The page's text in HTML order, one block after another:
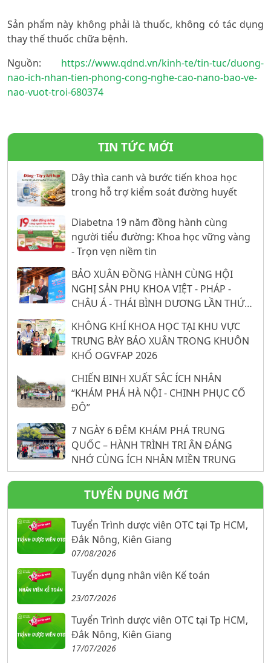
Sản phẩm này không phải là thuốc, không có tác dụng
thay thế thuốc chữa bệnh.
Nguồn: https://www.qdnd.vn/kinh-te/tin-tuc/duong-
nao-ich-nhan-tien-phong-cong-nghe-cao-nano-bao-ve-
nao-vuot-troi-680374
TIN TỨC MỚI
Dây thìa canh và bước tiến khoa học
trong hỗ trợ kiểm soát đường huyết
Diabetna 19 năm đồng hành cùng
người tiểu đường: Khoa học vững vàng
- Trọn vẹn niềm tin
BẢO XUÂN ĐỒNG HÀNH CÙNG HỘI
NGHỊ SẢN PHỤ KHOA VIỆT - PHÁP -
CHÂU Á - THÁI BÌNH DƯƠNG LẦN THỨ
26: 16 NĂM KHẲNG ĐỊNH VỊ THẾ TỪ
NỀN TẢNG KHOA HỌC
KHÔNG KHÍ KHOA HỌC TẠI KHU VỰC
TRƯNG BÀY BẢO XUÂN TRONG KHUÔN
KHỔ OGVFAP 2026
CHIẾN BINH XUẤT SẮC ÍCH NHÂN
“KHÁM PHÁ HÀ NỘI - CHINH PHỤC CỐ
ĐÔ”
7 NGÀY 6 ĐÊM KHÁM PHÁ TRUNG
QUỐC – HÀNH TRÌNH TRI ÂN ĐÁNG
NHỚ CÙNG ÍCH NHÂN MIỀN TRUNG
TUYỂN DỤNG MỚI
Tuyển Trình dược viên OTC tại Tp HCM,
Đắk Nông, Kiên Giang
07/08/2026
Tuyển dụng nhân viên Kế toán
23/07/2026
Tuyển Trình dược viên OTC tại Tp HCM,
Đắk Nông, Kiên Giang
17/07/2026